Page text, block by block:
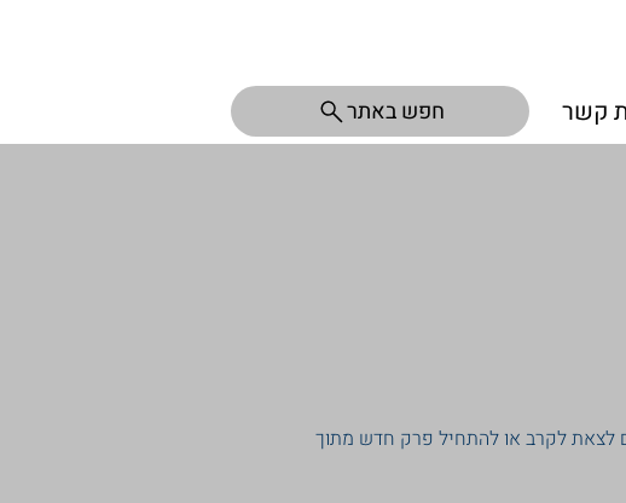
קשר חפש באתר
לצאת לקרב או להתחיל פרק חדש מתוך